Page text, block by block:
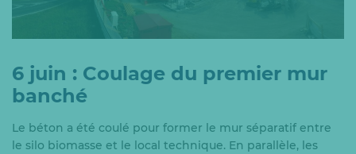
6 juin : Coulage du premier mur
banché
Le béton a été coulé pour former le mur séparatif entre
le silo biomasse et le local technique. En parallèle, les